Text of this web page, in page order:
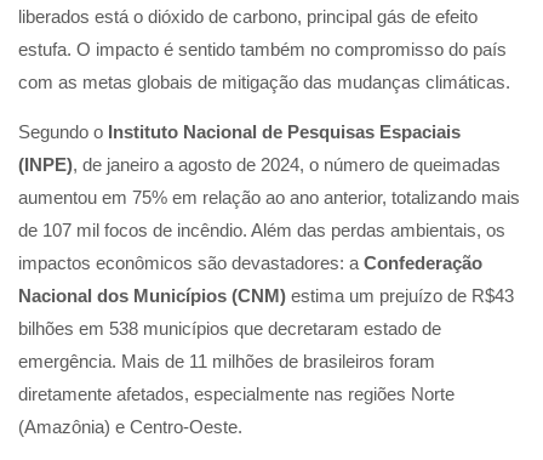
liberados está o dióxido de carbono, principal gás de efeito
estufa. O impacto é sentido também no compromisso do país
com as metas globais de mitigação das mudanças climáticas.
Segundo o Instituto Nacional de Pesquisas Espaciais
(INPE), de janeiro a agosto de 2024, o número de queimadas
aumentou em 75% em relação ao ano anterior, totalizando mais
de 107 mil focos de incêndio. Além das perdas ambientais, os
impactos econômicos são devastadores: aConfederação
Nacional dos Municípios (CNM) estima um prejuízo de R$43
bilhões em 538 municípios que decretaram estado de
emergência. Mais de 11 milhões de brasileiros foram
diretamente afetados, especialmente nas regiões Norte
(Amazônia) e Centro-Oeste.